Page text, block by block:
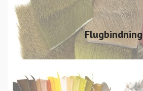
Flugbindning